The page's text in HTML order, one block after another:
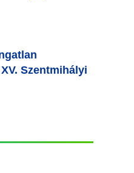
Szentmihályi